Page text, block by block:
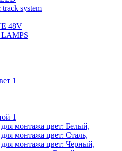
system
48V
1
1
монтажа цвет: Белый,
монтажа цвет: Сталь,
монтажа цвет: Черный,